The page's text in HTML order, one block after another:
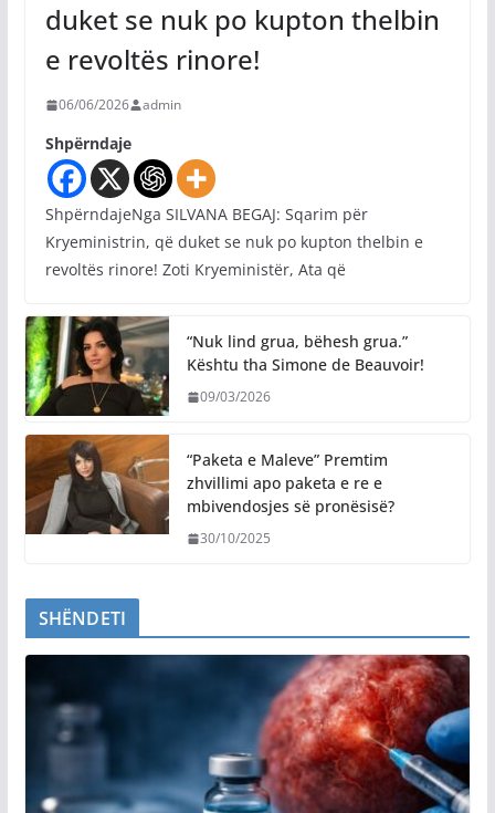
duket se nuk po kupton thelbin
e revoltës rinore!
06/06/2026 admin
Shpërndaje
ShpërndajeNga SILVANA BEGAJ: Sqarim për
Kryeministrin, që duket se nuk po kupton thelbin e
revoltës rinore! Zoti Kryeministër, Ata që
“Nuk lind grua, bëhesh grua.”
Kështu tha Simone de Beauvoir!
09/03/2026
“Paketa e Maleve” Premtim
zhvillimi apo paketa e re e
mbivendosjes së pronësisë?
30/10/2025
SHËNDETI